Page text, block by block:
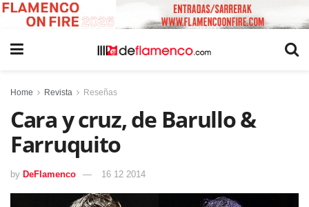
Home Revista Reseñas
Cara y cruz, de Barullo &
Farruquito
by DeFlamenco 16 12 2014